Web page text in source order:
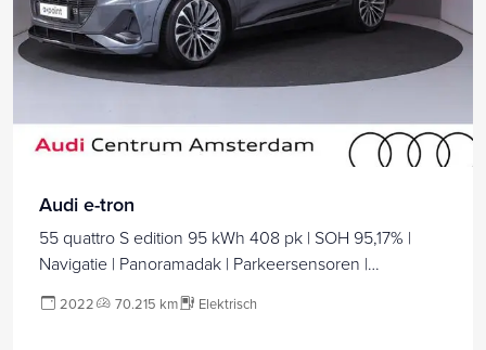
Audi e-tron
55 quattro S edition 95 kWh 408 pk | SOH 95,17% |
Navigatie | Panoramadak | Parkeersensoren |
display | Lederen bekleding | S-Line |
2022 70.215 km Elektrisch